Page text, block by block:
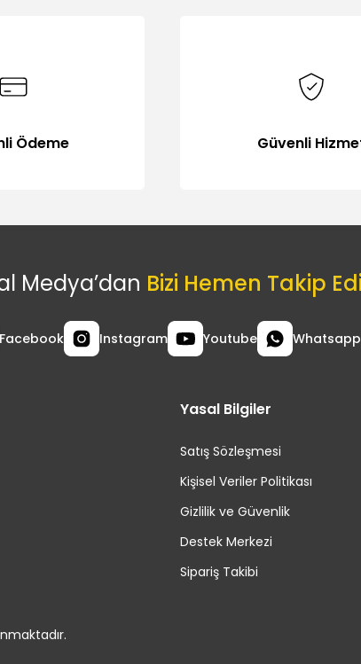
Ödeme Güvenli
Medya’dan Bizi Hemen Takip
Facebook Instagram Youtube Whatsapp
Yasal Bilgiler
Satış Sözleşmesi
Kişisel Veriler Politikası
Gizlilik ve Güvenlik
Destek Merkezi
Sipariş Takibi